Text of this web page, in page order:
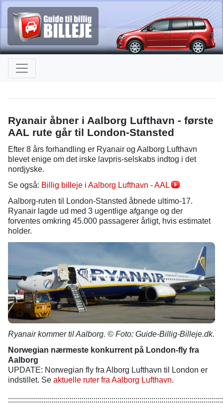
Ryanair åbner i Aalborg Lufthavn - første
AAL rute går til London-Stansted
Efter 8 års forhandling er Ryanair og Aalborg Lufthavn
blevet enige om det irske lavpris-selskabs indtog i det
nordjyske.
Se også: Billig billeje i Aalborg Lufthavn - AAL
Aalborg-ruten til London-Stansted åbnede ultimo-17.
Ryanair lagde ud med 3 ugentlige afgange og der
forventes omkring 45.000 passagerer årligt, hvis estimatet
holder.
Ryanair kommer til Aalborg. © Foto: Guide-Billig-Billeje.dk.
Norwegian nærmeste konkurrent på London-fly fra
Aalborg
UPDATE: Norwegian fly fra Alborg Lufthavn til London er
indstillet. Se aktuelle ruter fra Aalborg Lufthavn.